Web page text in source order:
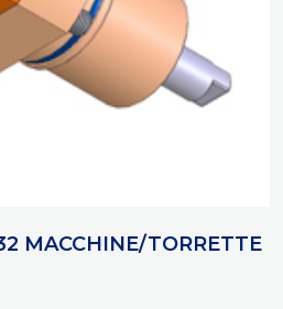
MACCHINE/TORRETTE